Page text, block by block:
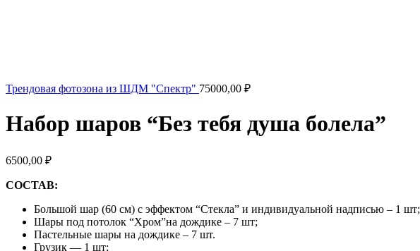
Трендовая фотозона из ШДМ "Спектр" 75000,00 ₽
Набор шаров “Без тебя душа болела”
6500,00 ₽
СОСТАВ:
Большой шар (60 см) с эффектом “Стекла” и индивидуальной надписью – 1 шт;
Шары под потолок “Хром”на дождике – 7 шт;
Пастельные шары на дождике – 7 шт.
Грузик — 1 шт;